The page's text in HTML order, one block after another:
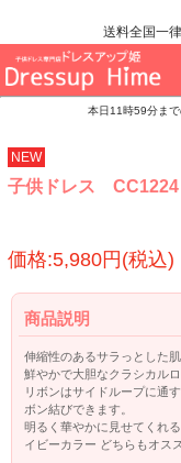
送料全国一律
本日11時59分ま
NEW
子供ドレス CC1224
価格:5,980円(税込)
商品説明
伸縮性のあるサラっとした
鮮やかで大胆なクラシカル
リボンはサイドループに通
ボン結びできます。
明るく華やかに見せてくれ
イビーカラー どちらもオス